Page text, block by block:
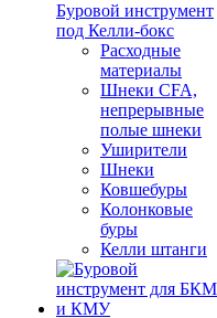
Буровой инструмент
под Келли-бокс
Расходные
материалы
Шнеки CFA,
непрерывные
полые шнеки
Уширители
Шнеки
Ковшебуры
Колонковые
буры
Келли штанги